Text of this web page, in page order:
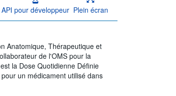
API pour développeur Plein écran
Anatomique, Thérapeutique et
de l'OMS pour la
la Dose Quotidienne Définie
un médicament utilisé dans